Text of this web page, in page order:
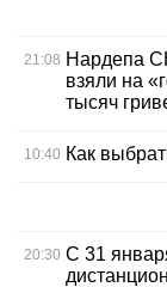
21:08 Нардепа
взяли на
тысяч
10:40 Как
20:30 С 31